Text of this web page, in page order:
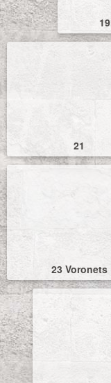
19
21
23 Voronets